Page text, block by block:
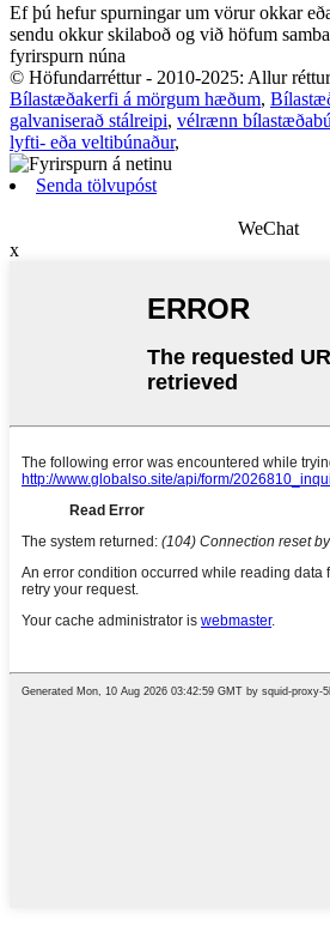
Ef þú hefur spurningar um vörur okkar
sendu okkur skilaboð og við höfum
fyrirspurn núna
© Höfundarréttur - 2010-2025: Allur
Bílastæðakerfi á mörgum hæðum,
galvaniserað stálreipi, vélrænn
lyfti- eða veltibúnaður,
Senda tölvupóst
WeChat
x